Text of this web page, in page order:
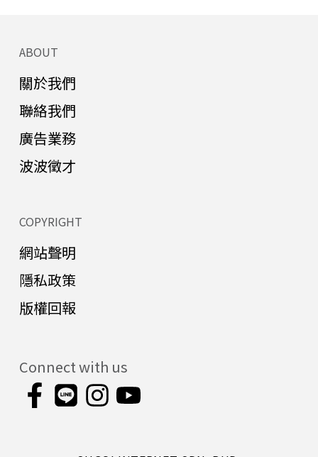
ABOUT
關於我們
聯絡我們
廣告業務
波波徵才
COPYRIGHT
網站聲明
隱私政策
版權回報
Connect with us